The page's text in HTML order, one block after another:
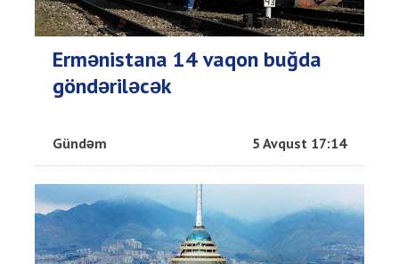
Ermənistana 14 vaqon buğda
göndəriləcək
Gündəm 5 Avqust 17:14